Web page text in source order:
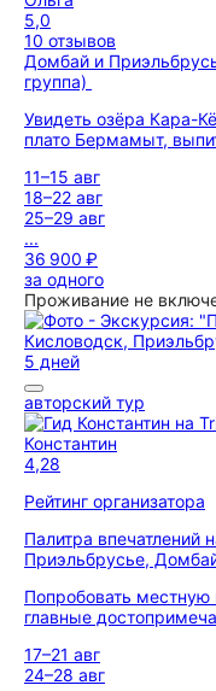
5,0
10 отзывов
Домбай и
группа)
Увидеть озёра Кара-
плато Бермамыт,
11–15 авг
18–22 авг
25–29 авг
...
36 900 ₽
за одного
Проживание не
5 дней
авторский тур
Константин
4,28
Рейтинг организатора
Палитра впечатлений
Приэльбрусье,
Попробовать
главные
17–21 авг
24–28 авг